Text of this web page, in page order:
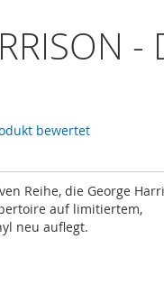
-
bewertet
Reihe, die George
auf limitiertem,
neu auflegt.